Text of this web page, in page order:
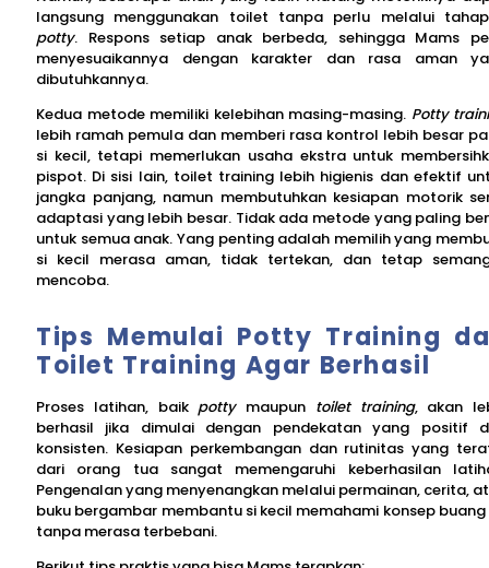
langsung menggunakan toilet tanpa perlu melalui
potty. Respons setiap anak berbeda, sehingga Mams
menyesuaikannya dengan karakter dan rasa aman
dibutuhkannya.
Kedua metode memiliki kelebihan masing-masing. Potty
lebih ramah pemula dan memberi rasa kontrol lebih besar
si kecil, tetapi memerlukan usaha ekstra untuk
pispot. Di sisi lain, toilet training lebih higienis dan efektif
jangka panjang, namun membutuhkan kesiapan motorik
adaptasi yang lebih besar. Tidak ada metode yang paling
untuk semua anak. Yang penting adalah memilih yang
si kecil merasa aman, tidak tertekan, dan tetap
mencoba.
Tips Memulai Potty Training
Toilet Training Agar Berhasil
Proses latihan, baikpottymaupun toilet training, akan
berhasil jika dimulai dengan pendekatan yang positif
konsisten. Kesiapan perkembangan dan rutinitas yang
dari orang tua sangat memengaruhi keberhasilan
Pengenalan yang menyenangkan melalui permainan, cerita,
buku bergambar membantu si kecil memahami konsep buang
tanpa merasa terbebani.